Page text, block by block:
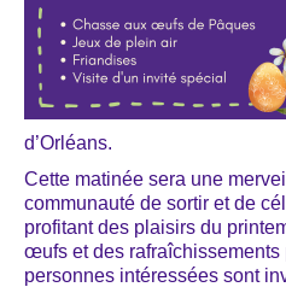
d’Orléans.
Cette matinée sera une
communauté de sortir et de
profitant des plaisirs du
œufs et des rafraîchissements
personnes intéressées sont